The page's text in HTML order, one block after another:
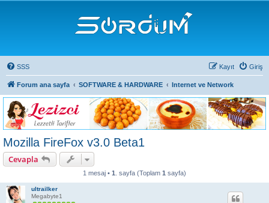
SSS Giriş
Kayıt
Forum ana sayfa SOFTWARE & HARDWARE Internet ve Network
Mozilla FireFox v3.0 Beta1
Cevapla
1 mesaj • 1 . sayfa (Toplam 1 sayfa)
ultrailker
Megabyte1